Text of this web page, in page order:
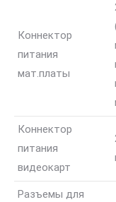
Коннектор
питания
мат.платы
Коннектор
питания
видеокарт
Разъемы для